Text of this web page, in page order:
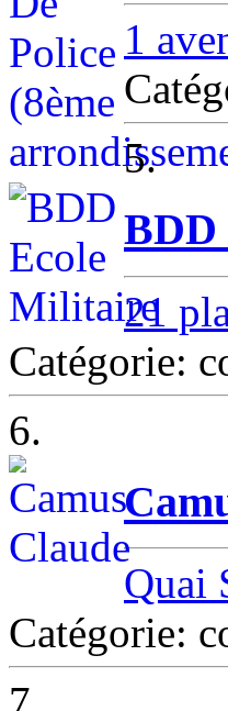
1
5.
21
Catégorie:
6.
Quai
Catégorie: